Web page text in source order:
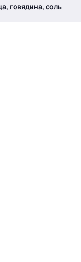
говядина, соль